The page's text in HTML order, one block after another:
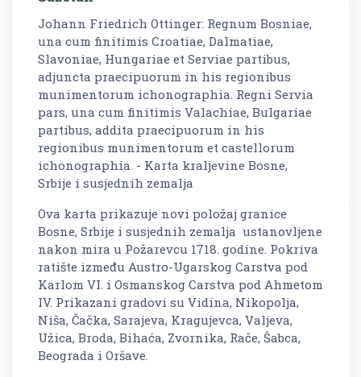
Johann Friedrich Ottinger: Regnum Bosniae,
una cum finitimis Croatiae, Dalmatiae,
Slavoniae, Hungariae et Serviae partibus,
adjuncta praecipuorum in his regionibus
munimentorum ichonographia. Regni Servia
pars, una cum finitimis Valachiae, Bulgariae
partibus, addita praecipuorum in his
regionibus munimentorum et castellorum
ichonographia. - Karta kraljevine Bosne,
Srbije i susjednih zemalja
Ova karta prikazuje novi položaj granice
Bosne, Srbije i susjednih zemalja ustanovljene
nakon mira u Požarevcu 1718. godine. Pokriva
ratište između Austro-Ugarskog Carstva pod
Karlom VI. i Osmanskog Carstva pod Ahmetom
IV. Prikazani gradovi su Vidina, Nikopolja,
Niša, Čačka, Sarajeva, Kragujevca, Valjeva,
Užica, Broda, Bihaća, Zvornika, Rače, Šabca,
Beograda i Oršave.